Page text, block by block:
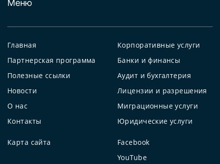
Меню
Главная
Партнерская программа
Полезные ссылки
Новости
О нас
Контакты
Корпоративные услуги
Банки и финансы
Аудит и бухгалтерия
Лицензии и разрешения
Миграционные услуги
Юридические услуги
Карта сайта
Facebook
YouTube